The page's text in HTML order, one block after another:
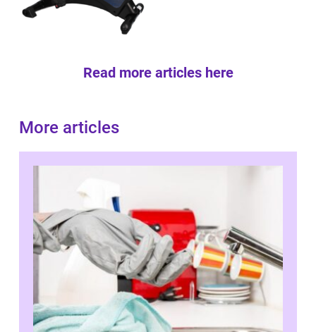
Read more articles here
More articles